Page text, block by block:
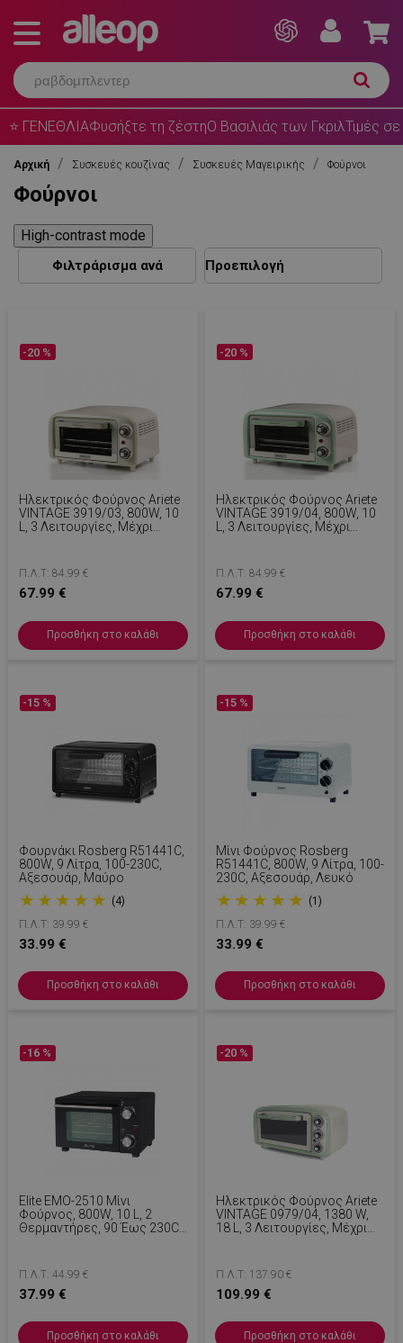
⭐ ΓΕΝΕΘΛΙΑΦυσήξτε τη ζέστηΟ Βασιλιάς των ΓκριλΤιμές σε
Αρχική Συσκευές κουζίνας Συσκευές Μαγειρικής Φούρνοι
Φούρνοι
High-contrast mode
Φιλτράρισμα ανά
Ηλεκτρικός Φούρνος Ariete
VINTAGE 3919/03, 800W, 10
L, 3 Λειτουργίες, Μέχρι
Μπεζ
-20 %
Π.Λ.Τ: 84.99 €
67.99 €
Προσθήκη στο καλάθι
Ηλεκτρικός Φούρνος Ariete
VINTAGE 3919/04, 800W, 10
L, 3 Λειτουργίες, Μέχρι
Πράσινο
-20 %
Π.Λ.Τ: 84.99 €
67.99 €
Προσθήκη στο καλάθι
Φουρνάκι Rosberg R51441C,
800W, 9 Λίτρα, 100-230C,
Αξεσουάρ, Μαύρο
★ ★ ★ ★ ★ (4)
-15 %
Π.Λ.Τ: 39.99 €
33.99 €
Προσθήκη στο καλάθι
Μίνι Φούρνος Rosberg
R51441C, 800W, 9 Λίτρα, 100-
230C, Αξεσουάρ, Λευκό
★ ★ ★ ★ ★ (1)
-15 %
Π.Λ.Τ: 39.99 €
33.99 €
Προσθήκη στο καλάθι
Elite EMO-2510 Μίνι
Φούρνος, 800W, 10 L, 2
Θερμαντήρες, 90 Έως 230C,
-16 %
Π.Λ.Τ: 44.99 €
37.99 €
Προσθήκη στο καλάθι
Ηλεκτρικός Φούρνος Ariete
VINTAGE 0979/04, 1380 W,
18 L, 3 Λειτουργίες, Μέχρι
Λευκό/Πράσινο
-20 %
Π.Λ.Τ: 137.90 €
109.99 €
Προσθήκη στο καλάθι